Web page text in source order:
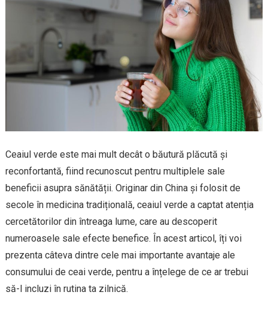
Ceaiul verde este mai mult decât o băutură plăcută și
reconfortantă, fiind recunoscut pentru multiplele sale
beneficii asupra sănătății. Originar din China și folosit de
secole în medicina tradițională, ceaiul verde a captat atenția
cercetătorilor din întreaga lume, care au descoperit
numeroasele sale efecte benefice. În acest articol, îți voi
prezenta câteva dintre cele mai importante avantaje ale
consumului de ceai verde, pentru a înțelege de ce ar trebui
să-l incluzi în rutina ta zilnică.